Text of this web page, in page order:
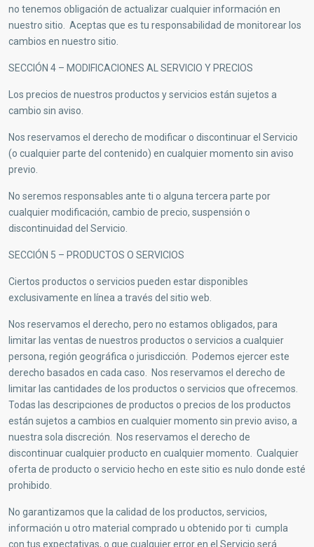
no tenemos obligación de actualizar cualquier información en
nuestro sitio. Aceptas que es tu responsabilidad de monitorear los
cambios en nuestro sitio.
SECCIÓN 4 – MODIFICACIONES AL SERVICIO Y PRECIOS
Los precios de nuestros productos y servicios están sujetos a
cambio sin aviso.
Nos reservamos el derecho de modificar o discontinuar el Servicio
(o cualquier parte del contenido) en cualquier momento sin aviso
previo.
No seremos responsables ante ti o alguna tercera parte por
cualquier modificación, cambio de precio, suspensión o
discontinuidad del Servicio.
SECCIÓN 5 – PRODUCTOS O SERVICIOS
Ciertos productos o servicios pueden estar disponibles
exclusivamente en línea a través del sitio web.
Nos reservamos el derecho, pero no estamos obligados, para
limitar las ventas de nuestros productos o servicios a cualquier
persona, región geográfica o jurisdicción. Podemos ejercer este
derecho basados en cada caso. Nos reservamos el derecho de
limitar las cantidades de los productos o servicios que ofrecemos.
Todas las descripciones de productos o precios de los productos
están sujetos a cambios en cualquier momento sin previo aviso, a
nuestra sola discreción. Nos reservamos el derecho de
discontinuar cualquier producto en cualquier momento. Cualquier
oferta de producto o servicio hecho en este sitio es nulo donde esté
prohibido.
No garantizamos que la calidad de los productos, servicios,
información u otro material comprado u obtenido por ti cumpla
con tus expectativas, o que cualquier error en el Servicio será